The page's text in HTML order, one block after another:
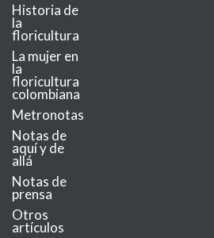
Historia de
la
floricultura
La mujer en
la
floricultura
colombiana
Metronotas
Notas de
aquí y de
allá
Notas de
prensa
Otros
artículos